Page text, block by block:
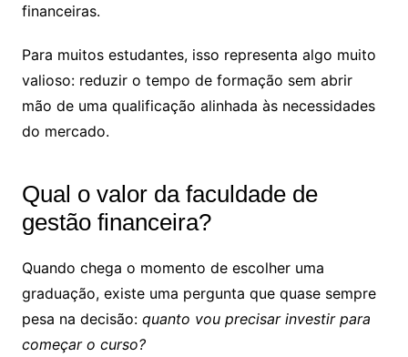
financeiras.
Para muitos estudantes, isso representa algo muito
valioso: reduzir o tempo de formação sem abrir
mão de uma qualificação alinhada às necessidades
do mercado.
Qual o valor da faculdade de
gestão financeira?
Quando chega o momento de escolher uma
graduação, existe uma pergunta que quase sempre
pesa na decisão: quanto vou precisar investir para
começar o curso?